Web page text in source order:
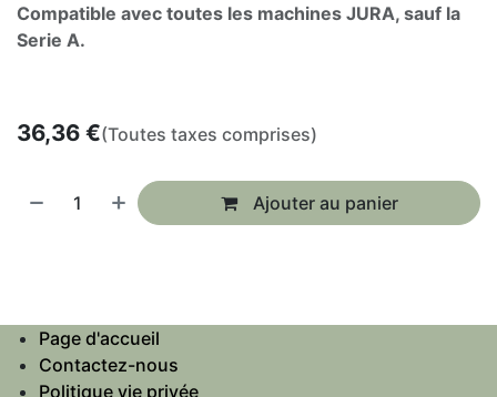
Compatible avec toutes les machines JURA, sauf la
Serie A.
36,36 €(Toutes taxes comprises)
Ajouter au panier
Page d'accueil
Contactez-nous
Politique vie privée